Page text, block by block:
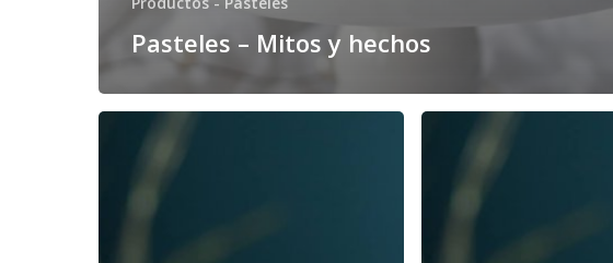
Pasteles – Mitos y hechos